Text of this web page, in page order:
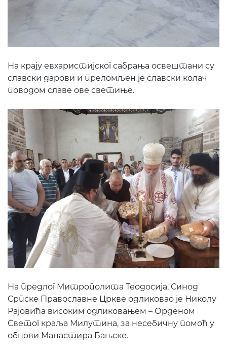
На крају евхаристијског сабрања освештани су
славски дарови и преломљен је славски колач
поводом славе ове светиње.
На предлог Митрополита Теодосија, Синод
Српске Православне Цркве одликовао је Николу
Рајовића високим одликовањем – Орденом
Светог краља Милутина, за несебичну помоћ у
обнови Манастира Бањске.